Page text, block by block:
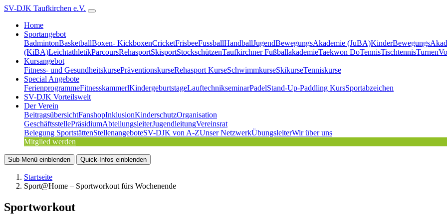
SV-DJK Taufkirchen e.V.
Home
Sportangebot
BadmintonBasketballBoxen- KickboxenCricketFrisbeeFussballHandballJugendBewegungsAkademie (JuBA)
(KiBA)LeichtathletikParcoursRehasportSkisportStockschützenTaufkirchner FußballakademieTaekwon DoTennisTischtennisTurnen
Kursangebot
Fitness- und GesundheitskursePräventionskurseRehasport KurseSchwimmkurseSkikurseTenniskurse
Special Angebote
FerienprogrammeFitnesskammerlKindergeburtstageLauftechnikseminarPadelStand-Up-Paddling KursSportabzeichen
SV-DJK Vorteilswelt
Der Verein
BeitragsübersichtFanshopInklusionKinderschutzOrganisation
GeschäftsstellePräsidiumAbteilungsleiterJugendleitungVereinsrat
Belegung SportstättenStellenangeboteSV-DJK von A-ZUnser NetzwerkÜbungsleiterWir über uns
Mitglied werden
Sub-Menü einblenden Quick-Infos einblenden
Startseite
Sport@Home – Sportworkout fürs Wochenende
Sportworkout